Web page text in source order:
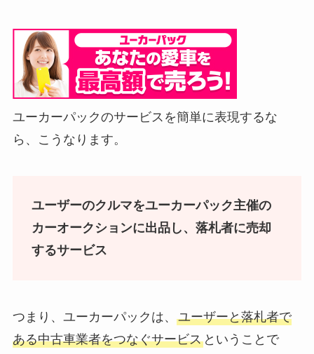
ユーカーパックのサービスを簡単に表現するな
ら、こうなります。
ユーザーのクルマをユーカーパック主催の
カーオークションに出品し、落札者に売却
するサービス
つまり、ユーカーパックは、 ユーザーと落札者で
ある中古車業者をつなぐサービスということで